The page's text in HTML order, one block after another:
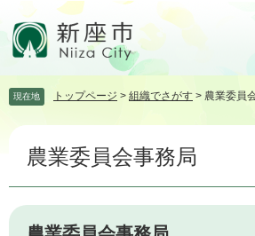
頭飛
へ
現在地 トップページ > 組織でさがす > 農業委員
本
農業委員会事務局